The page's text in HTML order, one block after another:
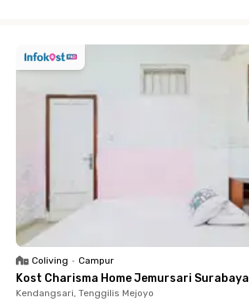
Coliving • Campur
Kost Charisma Home Jemursari Surabaya
Kendangsari, Tenggilis Mejoyo